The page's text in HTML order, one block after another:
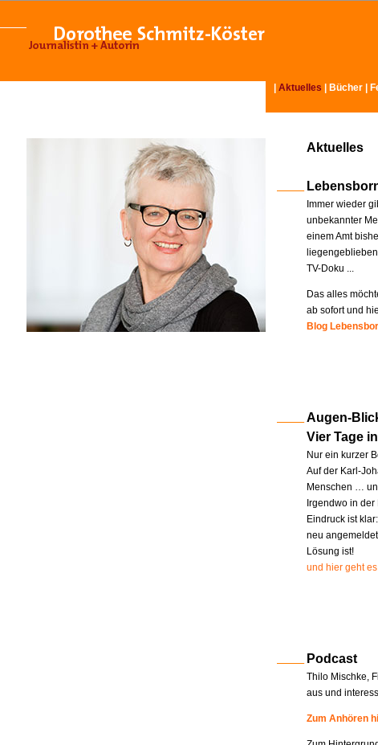
Aktuelles Bücher
Aktuelles
Immer wieder
unbekannter
einem Amt
TV-Doku ...
Das alles
ab sofort und
Blog
Augen-
Vier Tage
Nur ein kurzer
Auf der Karl-
Menschen …
Irgendwo in
Eindruck ist
neu
Lösung ist!
und hier geht
Podcast
Thilo Mischke,
aus und
Zum Anhören